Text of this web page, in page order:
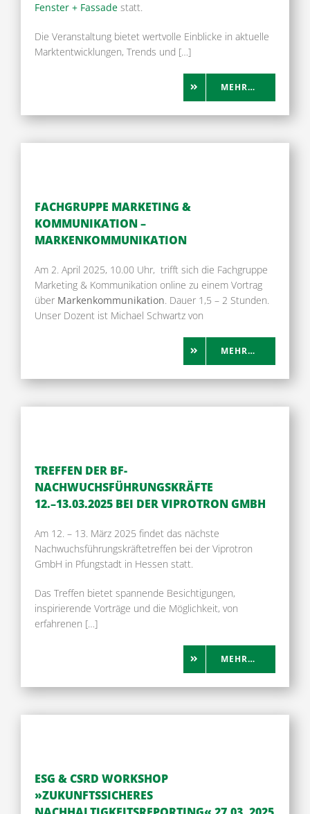
Fenster + Fassadestatt.
Die Veranstaltung bietet wertvolle Einblicke in aktuelle
Marktentwicklungen, Trends und […]
MEHR…
FACHGRUPPE MARKETING &
KOMMUNIKATION –
MARKENKOMMUNIKATION
Am 2. April 2025, 10.00 Uhr, trifft sich die Fachgruppe
Marketing & Kommunikation online zu einem Vortrag
über Markenkommunikation. Dauer 1,5 – 2 Stunden.
Unser Dozent ist Michael Schwartz von
MEHR…
TREFFEN DER BF-
NACHWUCHSFÜHRUNGSKRÄFTE
12.–13.03.2025 BEI DER VIPROTRON GMBH
Am 12. – 13. März 2025 findet das nächste
Nachwuchsführungskräftetreffen bei der Viprotron
GmbH in Pfungstadtin Hessen statt.
Das Treffen bietet spannende Besichtigungen,
inspirierende Vorträge und die Möglichkeit, von
erfahrenen […]
MEHR…
ESG & CSRD WORKSHOP
»ZUKUNFTSSICHERES